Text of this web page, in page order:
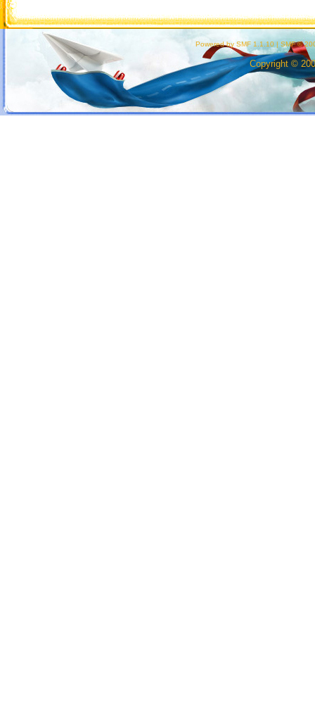
Powered by SMF 1.1.10 | SMF ©
Copyright ©